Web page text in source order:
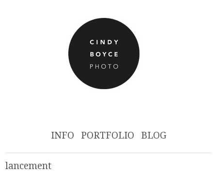
INFO PORTFOLIO BLOG
lancement